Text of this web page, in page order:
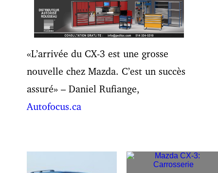
«L’arrivée du CX-3 est une grosse
nouvelle chez Mazda. C’est un succès
assuré» – Daniel Rufiange,
Autofocus.ca